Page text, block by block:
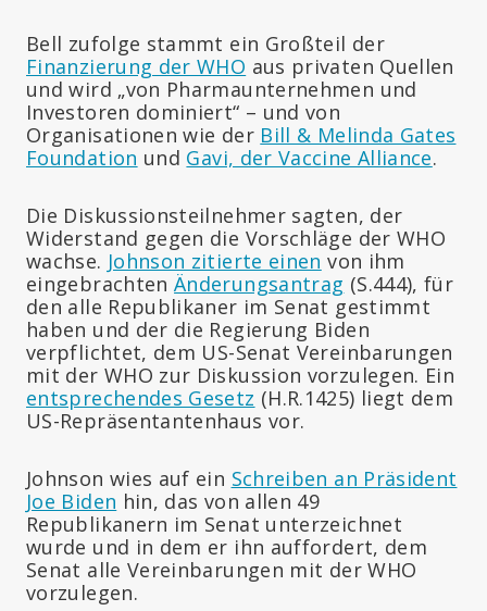
Bell zufolge stammt ein Großteil der
Finanzierung der WHO aus privaten Quellen
und wird „von Pharmaunternehmen und
Investoren dominiert“ – und von
Organisationen wie der Bill & Melinda Gates
Foundation und Gavi, der Vaccine Alliance.
Die Diskussionsteilnehmer sagten, der
Widerstand gegen die Vorschläge der WHO
wachse. Johnson zitierte einen von ihm
eingebrachtenÄnderungsantrag (S.444), für
den alle Republikaner im Senat gestimmt
haben und der die Regierung Biden
verpflichtet, dem US-Senat Vereinbarungen
mit der WHO zur Diskussion vorzulegen. Ein
entsprechendes Gesetz (H.R.1425) liegt dem
US-Repräsentantenhaus vor.
Johnson wies auf ein Schreiben an Präsident
Joe Biden hin, das von allen 49
Republikanern im Senat unterzeichnet
wurde und in dem er ihn auffordert, dem
Senat alle Vereinbarungen mit der WHO
vorzulegen.